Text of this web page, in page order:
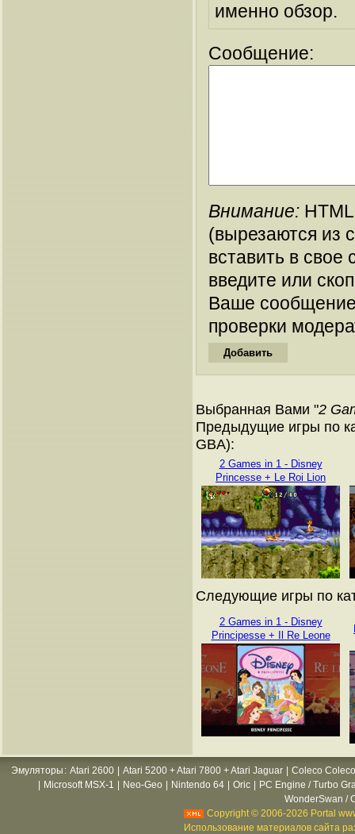
именно обзор.
Сообщение:
Внимание:
(вырезаются из
вставить в
введите или
Ваше
проверки
Выбранная Вами "2
Предыдущие игры по
GBA):
2 Games in 1 - Disney
Princesse + Le Roi Lion
Следующие игры по
2 Games in 1 - Disney
Principesse + Il Re Leone
Эмуляторы : Atari 2600 Atari 5200 + Atari 7800 + Atari Jaguar
Coleco
Microsoft MSX-1 Neo-Geo Nintendo 64 Oric
PC Engine / Turbo
WonderSwan /
Copyright © 2006-2026 Portal
Использование материалов сайта